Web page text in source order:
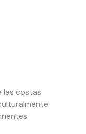
las costas